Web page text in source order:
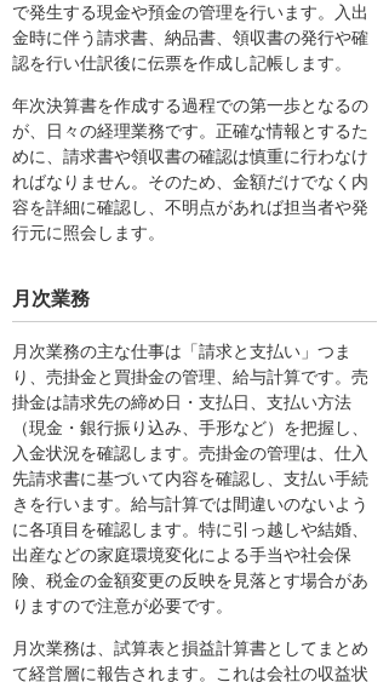
で発生する現金や預金の管理を行います。入出
金時に伴う請求書、納品書、領収書の発行や確
認を行い仕訳後に伝票を作成し記帳します。
年次決算書を作成する過程での第一歩となるの
が、日々の経理業務です。正確な情報とするた
めに、請求書や領収書の確認は慎重に行わなけ
ればなりません。そのため、金額だけでなく内
容を詳細に確認し、不明点があれば担当者や発
行元に照会します。
月次業務
月次業務の主な仕事は「請求と支払い」つま
り、売掛金と買掛金の管理、給与計算です。売
掛金は請求先の締め日・支払日、支払い方法
（現金・銀行振り込み、手形など）を把握し、
入金状況を確認します。売掛金の管理は、仕入
先請求書に基づいて内容を確認し、支払い手続
きを行います。給与計算では間違いのないよう
に各項目を確認します。特に引っ越しや結婚、
出産などの家庭環境変化による手当や社会保
険、税金の金額変更の反映を見落とす場合があ
りますので注意が必要です。
月次業務は、試算表と損益計算書としてまとめ
て経営層に報告されます。これは会社の収益状